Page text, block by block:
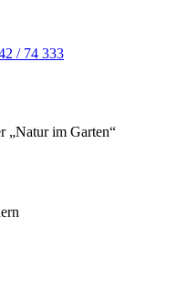
/ 74 333
„Natur im Garten“